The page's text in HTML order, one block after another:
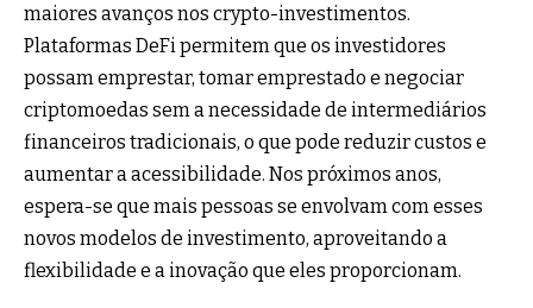
maiores avanços nos crypto-investimentos.
Plataformas DeFi permitem que os investidores
possam emprestar, tomar emprestado e negociar
criptomoedas sem a necessidade de intermediários
financeiros tradicionais, o que pode reduzir custos e
aumentar a acessibilidade. Nos próximos anos,
espera-se que mais pessoas se envolvam com esses
novos modelos de investimento, aproveitando a
flexibilidade e a inovação que eles proporcionam.